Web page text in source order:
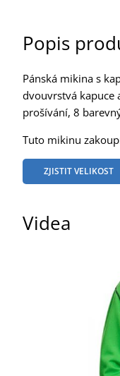
Popis
Pánská mikina s
dvouvrstvá kapuce
prošívání, 8
Tuto mikinu
ZJISTIT VELIKOST
Videa